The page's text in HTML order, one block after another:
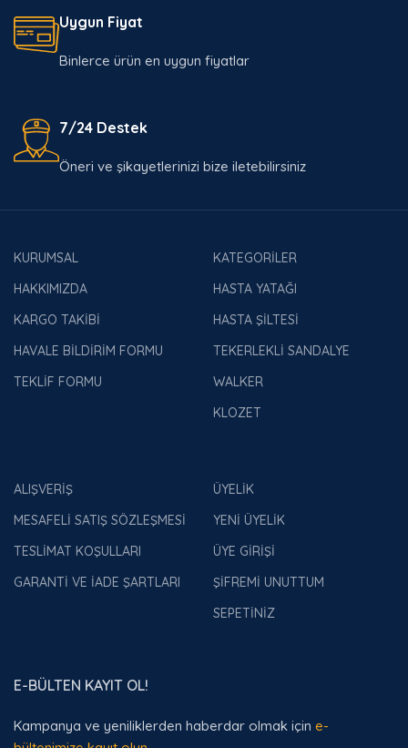
Uygun Fiyat
Binlerce ürün en uygun fiyatlar
7/24 Destek
Öneri ve şikayetlerinizi bize iletebilirsiniz
KURUMSAL
HAKKIMIZDA
KARGO TAKİBİ
HAVALE BİLDİRİM FORMU
TEKLİF FORMU
KATEGORİLER
HASTA YATAĞI
HASTA ŞİLTESİ
TEKERLEKLİ SANDALYE
WALKER
KLOZET
ALIŞVERİŞ
MESAFELİ SATIŞ SÖZLEŞMESİ
TESLİMAT KOŞULLARI
GARANTİ VE İADE ŞARTLARI
ÜYELİK
YENİ ÜYELİK
ÜYE GİRİŞİ
ŞİFREMİ UNUTTUM
SEPETİNİZ
E-BÜLTEN KAYIT OL!
Kampanya ve yeniliklerden haberdar olmak içine-